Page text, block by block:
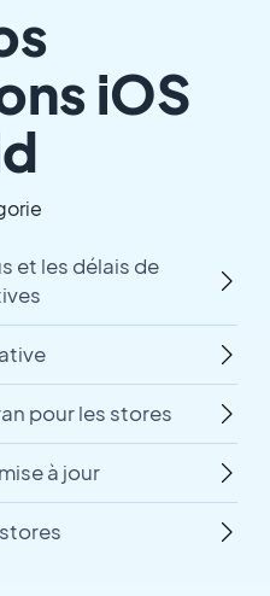
iOS
et les délais de
pour les stores
à jour